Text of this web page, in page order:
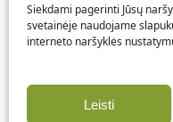
Siekdami pagerinti Jūsų
svetainėje naudojame
interneto naršyklės
Leisti
Pristatymas ir
Privatumo